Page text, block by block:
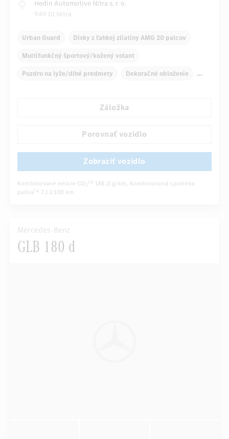
Hedin Automotive Nitra s. r. o.
949 01 Nitra
Urban Guard Disky z ľahkej zliatiny AMG 20 palcov
Multifunkčný športový/kožený volant
Puzdro na lyže/dlhé predmety Dekoračné obloženie
Predné/zadné lakťové opierky Navigačný systém
Záložka
Porovnať vozidlo
Zobraziť vozidlo
Kombinované emisie CO 2 [4] 186,0 g/km, Kombinovaná spotreba
paliva
[4] 7,1 l/100 km
Mercedes-Benz
GLB 180 d